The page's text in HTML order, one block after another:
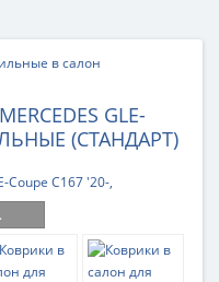
в салон
GLE-
(СТАНДАРТ)